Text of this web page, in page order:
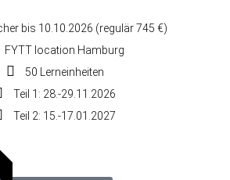
bis 10.10.2026 (regulär 745 €)
FYTT location Hamburg
50 Lerneinheiten
Teil 1: 28.-29.11.2026
Teil 2: 15.-17.01.2027